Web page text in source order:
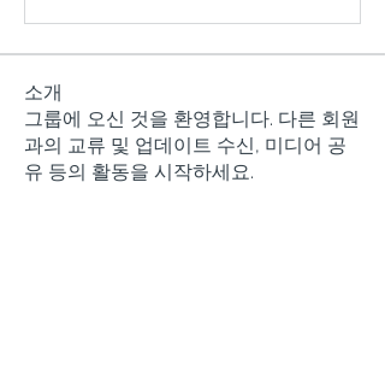
소개
그룹에 오신 것을 환영합니다. 다른 회원
과의 교류 및 업데이트 수신, 미디어 공
유 등의 활동을 시작하세요.